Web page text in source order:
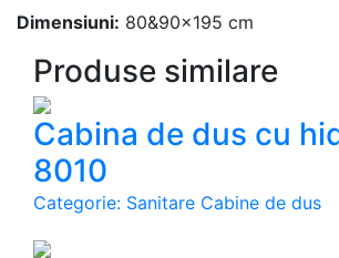
Dimensiuni: 80&90x195 cm
Produse similare
Cabina de dus cu
8010
Categorie: Sanitare Cabine de dus